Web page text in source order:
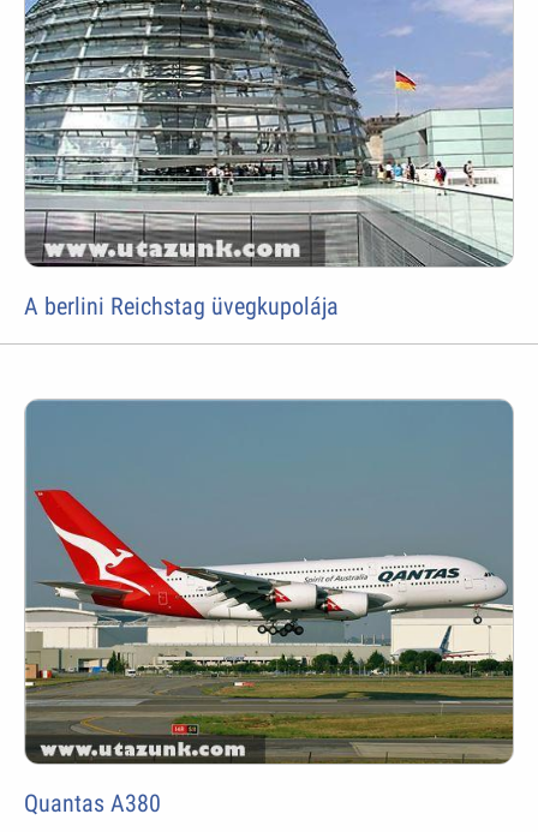
A berlini Reichstag üvegkupolája
Quantas A380